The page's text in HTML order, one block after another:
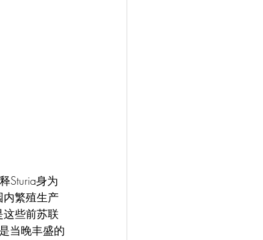
Sturia身为
繁殖生产
些前苏联
当晚丰盛的